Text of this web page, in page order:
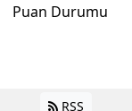
Puan Durumu
RSS